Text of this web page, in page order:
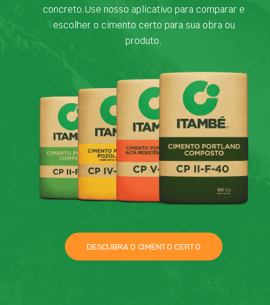
concreto.Use nosso aplicativo para comparar e
escolher o cimento certo para sua obra ou
produto.
DESCUBRA O CIMENTO CERTO